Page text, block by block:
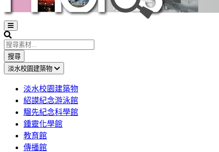
Open
sidebar
Search
搜尋
淡水校園建築物
淡水校園建築物
紹謨紀念游泳館
騮先紀念科學館
鍾靈化學館
教育館
傳播館